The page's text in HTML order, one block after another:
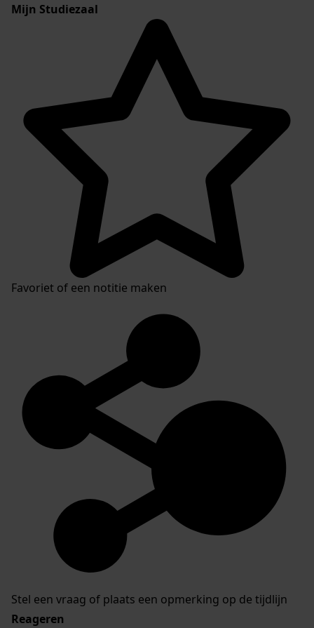
Mijn Studiezaal
Favoriet of een notitie maken
Stel een vraag of plaats een opmerking op de tijdlijn
Reageren